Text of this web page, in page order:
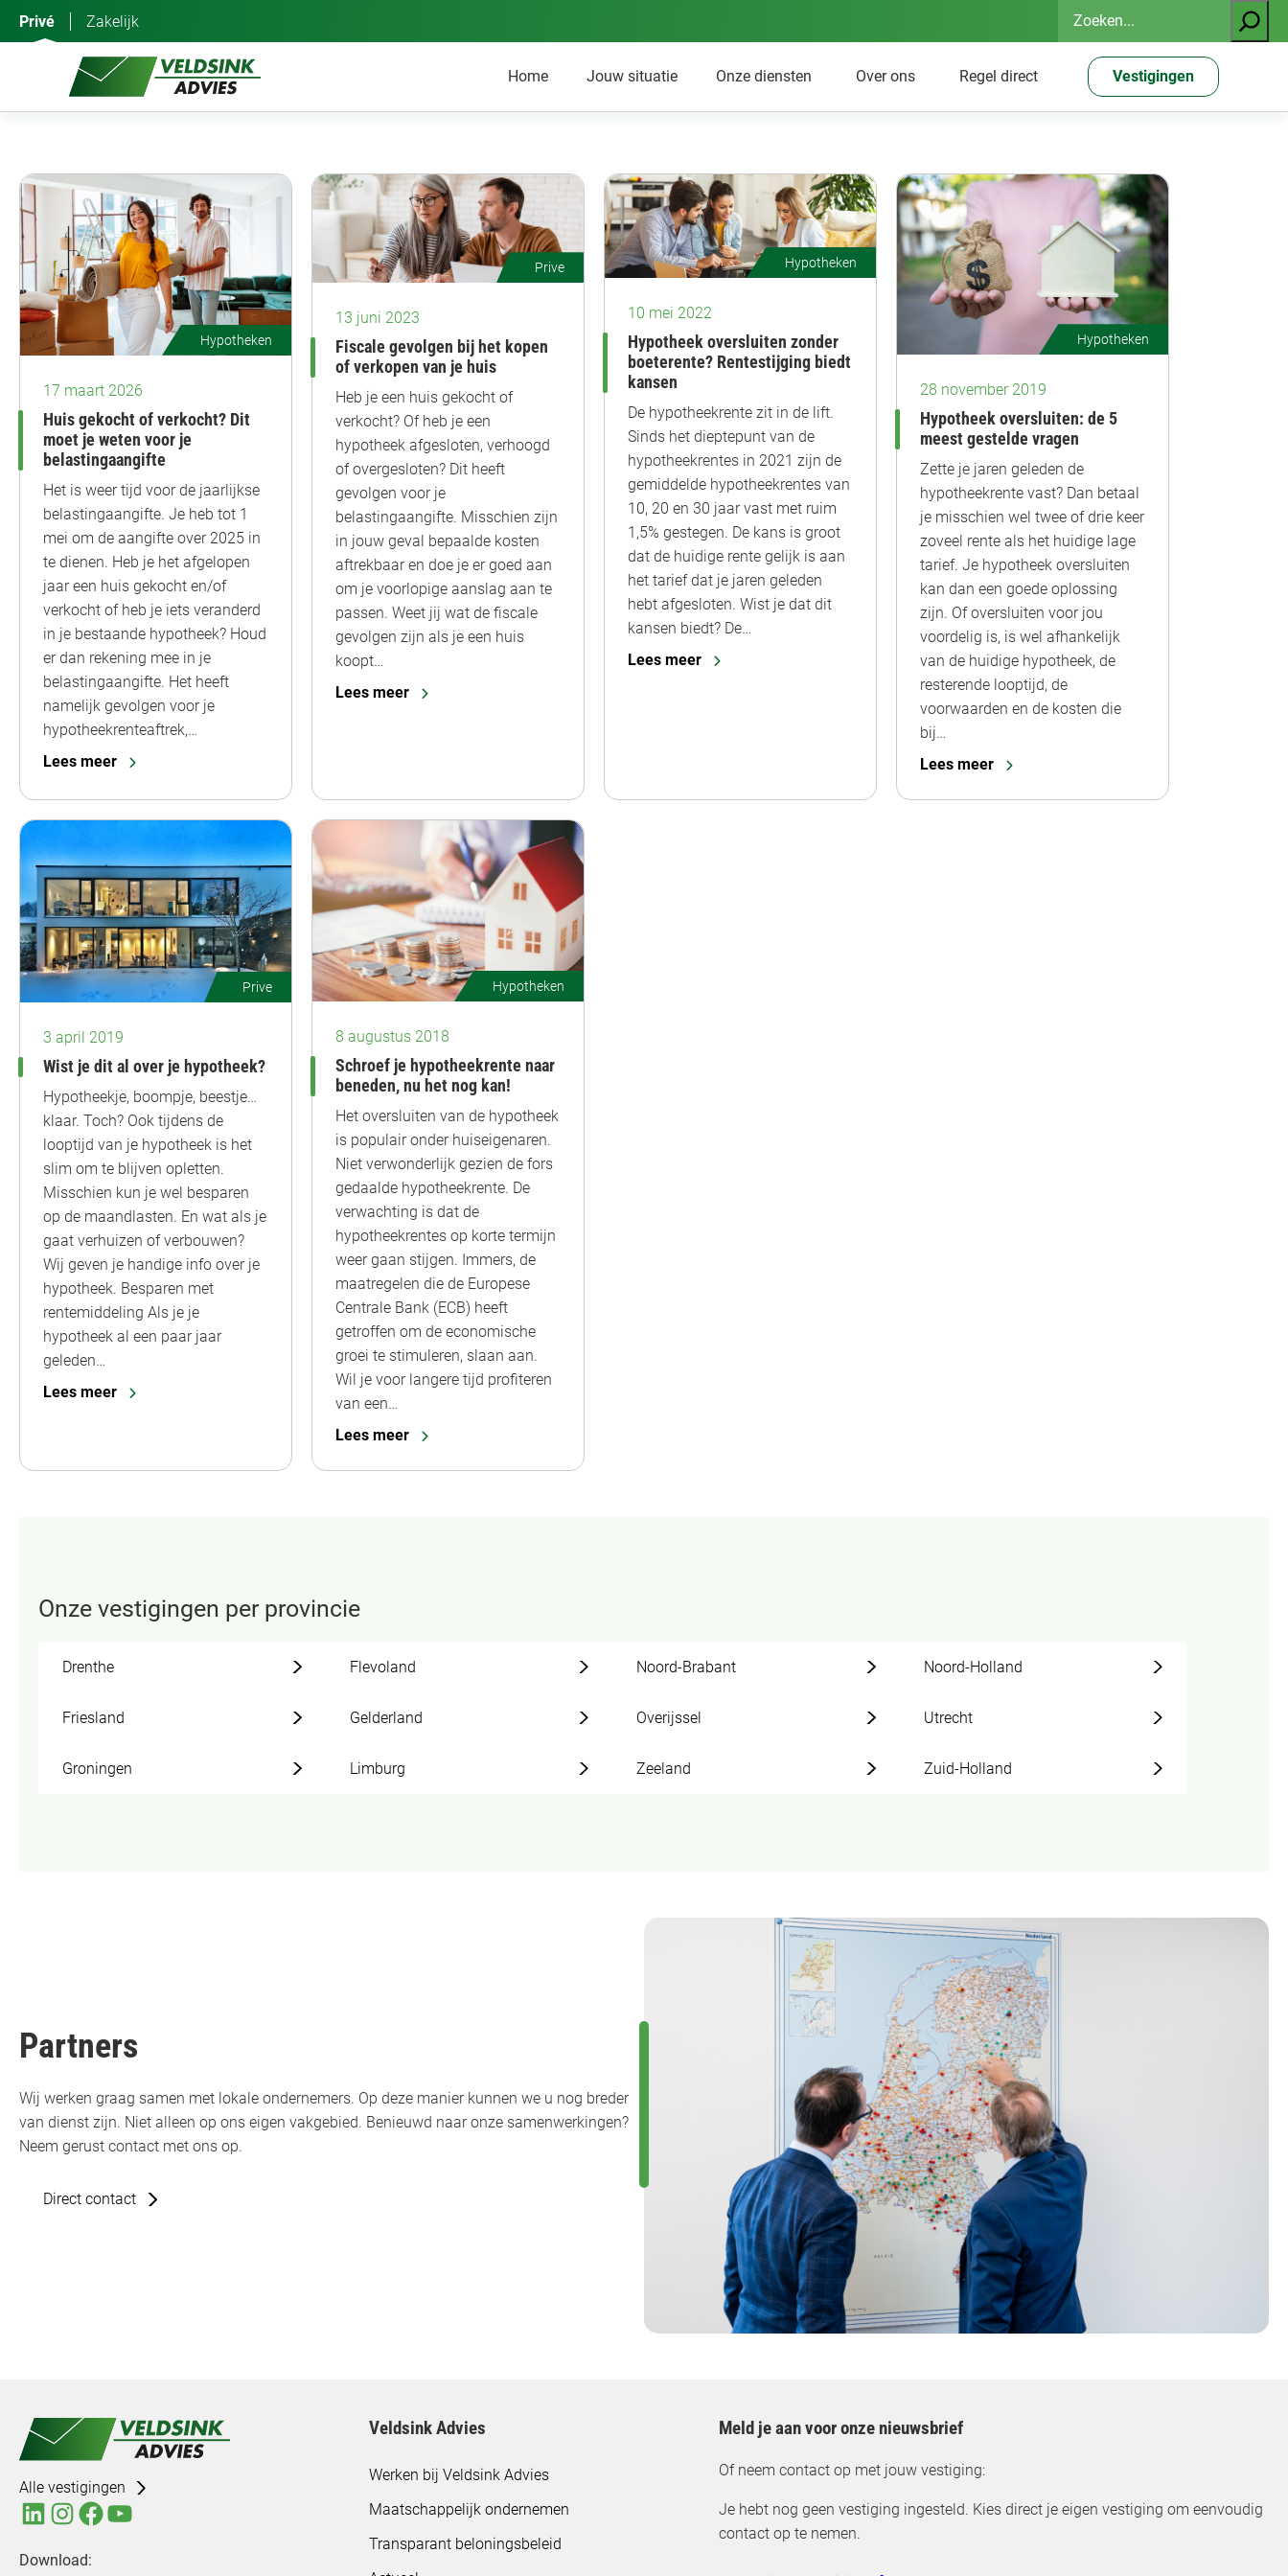
Privé Zakelijk
Zoeken
Home Jouw situatie Onze diensten Over ons Regel direct Vestigingen
Hypotheken
17 maart 2026
Huis gekocht of verkocht? Dit
moet je weten voor je
belastingaangifte
Het is weer tijd voor de jaarlijkse
belastingaangifte. Je heb tot 1
mei om de aangifte over 2025 in
te dienen. Heb je het afgelopen
jaar een huis gekocht en/of
verkocht of heb je iets veranderd
in je bestaande hypotheek? Houd
er dan rekening mee in je
belastingaangifte. Het heeft
namelijk gevolgen voor je
hypotheekrenteaftrek,…
Lees meer
Prive
13 juni 2023
Fiscale gevolgen bij het kopen
of verkopen van je huis
Heb je een huis gekocht of
verkocht? Of heb je een
hypotheek afgesloten, verhoogd
of overgesloten? Dit heeft
gevolgen voor je
belastingaangifte. Misschien zijn
in jouw geval bepaalde kosten
aftrekbaar en doe je er goed aan
om je voorlopige aanslag aan te
passen. Weet jij wat de fiscale
gevolgen zijn als je een huis
koopt…
Lees meer
Hypotheken
10 mei 2022
Hypotheek oversluiten zonder
boeterente? Rentestijging biedt
kansen
De hypotheekrente zit in de lift.
Sinds het dieptepunt van de
hypotheekrentes in 2021 zijn de
gemiddelde hypotheekrentes van
10, 20 en 30 jaar vast met ruim
1,5% gestegen. De kans is groot
dat de huidige rente gelijk is aan
het tarief dat je jaren geleden
hebt afgesloten. Wist je dat dit
kansen biedt? De…
Lees meer
Hypotheken
28 november 2019
Hypotheek oversluiten: de 5
meest gestelde vragen
Zette je jaren geleden de
hypotheekrente vast? Dan betaal
je misschien wel twee of drie keer
zoveel rente als het huidige lage
tarief. Je hypotheek oversluiten
kan dan een goede oplossing
zijn. Of oversluiten voor jou
voordelig is, is wel afhankelijk
van de huidige hypotheek, de
resterende looptijd, de
voorwaarden en de kosten die
bij…
Lees meer
Prive
3 april 2019
Wist je dit al over je hypotheek?
Hypotheekje, boompje, beestje…
klaar. Toch? Ook tijdens de
looptijd van je hypotheek is het
slim om te blijven opletten.
Misschien kun je wel besparen
op de maandlasten. En wat als je
gaat verhuizen of verbouwen?
Wij geven je handige info over je
hypotheek. Besparen met
rentemiddeling Als je je
hypotheek al een paar jaar
geleden…
Lees meer
Hypotheken
8 augustus 2018
Schroef je hypotheekrente naar
beneden, nu het nog kan!
Het oversluiten van de hypotheek
is populair onder huiseigenaren.
Niet verwonderlijk gezien de fors
gedaalde hypotheekrente. De
verwachting is dat de
hypotheekrentes op korte termijn
weer gaan stijgen. Immers, de
maatregelen die de Europese
Centrale Bank (ECB) heeft
getroffen om de economische
groei te stimuleren, slaan aan.
Wil je voor langere tijd profiteren
van een…
Lees meer
Onze vestigingen per provincie
Drenthe Flevoland Noord-Brabant Noord-Holland
Friesland Gelderland Overijssel Utrecht
Groningen Limburg Zeeland Zuid-Holland
Partners
Wij werken graag samen met lokale ondernemers. Op deze manier kunnen we u nog breder
van dienst zijn. Niet alleen op ons eigen vakgebied. Benieuwd naar onze samenwerkingen?
Neem gerust contact met ons op.
Direct contact
Alle vestigingen
Download:
Veldsink Advies
Werken bij Veldsink Advies
Maatschappelijk ondernemen
Transparant beloningsbeleid
Meld je aan voor onze nieuwsbrief
Of neem contact op met jouw vestiging:
Je hebt nog geen vestiging ingesteld. Kies direct je eigen vestiging om eenvoudig
contact op te nemen.